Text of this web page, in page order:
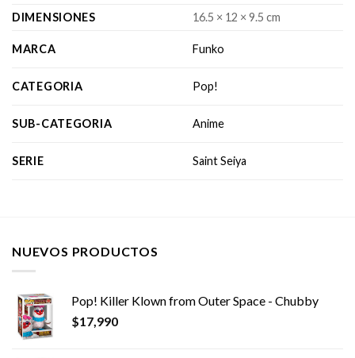
DIMENSIONES
16.5 × 12 × 9.5 cm
MARCA Funko
CATEGORIA Pop!
SUB-CATEGORIA Anime
SERIE Saint Seiya
NUEVOS PRODUCTOS
Pop! Killer Klown from Outer Space - Chubby
$17,990